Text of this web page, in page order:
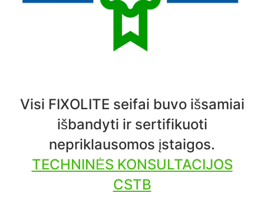
Visi FIXOLITE seifai buvo išsamiai
išbandyti ir sertifikuoti
nepriklausomos įstaigos.
TECHNINĖS KONSULTACIJOS
CSTB